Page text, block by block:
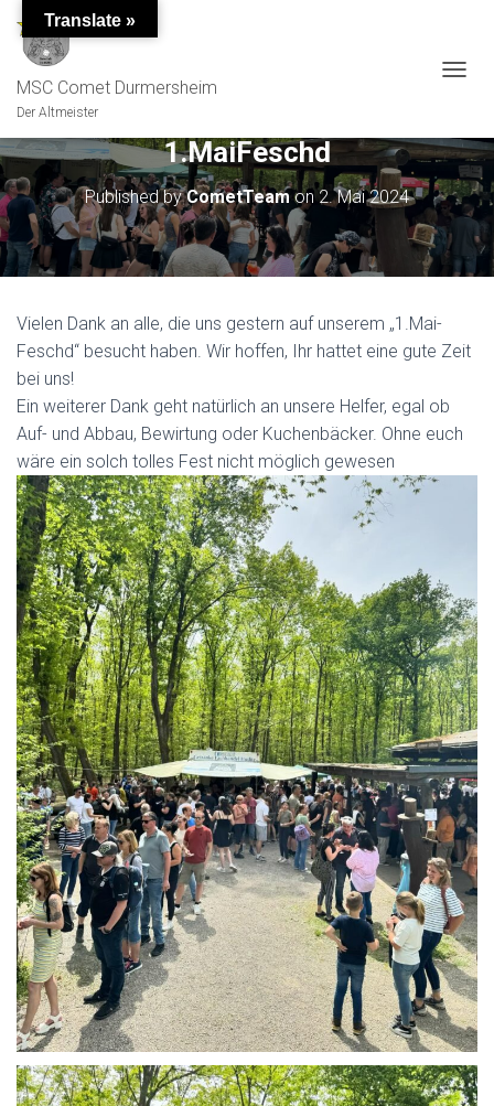
MSC Comet Durmersheim
Der Altmeister
1.MaiFeschd
Published byCometTeam on2. Mai 2024
Vielen Dank an alle, die uns gestern auf unserem „1.Mai-
Feschd“ besucht haben. Wir hoffen, Ihr hattet eine gute Zeit
bei uns!
Ein weiterer Dank geht natürlich an unsere Helfer, egal ob
Auf- und Abbau, Bewirtung oder Kuchenbäcker. Ohne euch
wäre ein solch tolles Fest nicht möglich gewesen
Translate »